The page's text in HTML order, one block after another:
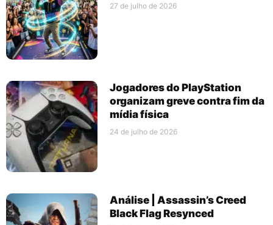
27 de julho de 2026
Jogadores do PlayStation
organizam greve contra fim da
mídia física
24 de julho de 2026
Análise | Assassin’s Creed
Black Flag Resynced